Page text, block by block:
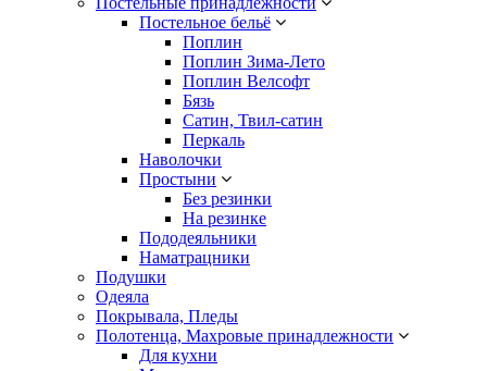
Постельное бельё
Поплин
Поплин Зима-Лето
Поплин Велсофт
Бязь
Сатин, Твил-сатин
Перкаль
Наволочки
Простыни
Без резинки
На резинке
Пододеяльники
Наматрацники
Подушки
Одеяла
Покрывала, Пледы
Полотенца, Махровые принадлежности
Для кухни